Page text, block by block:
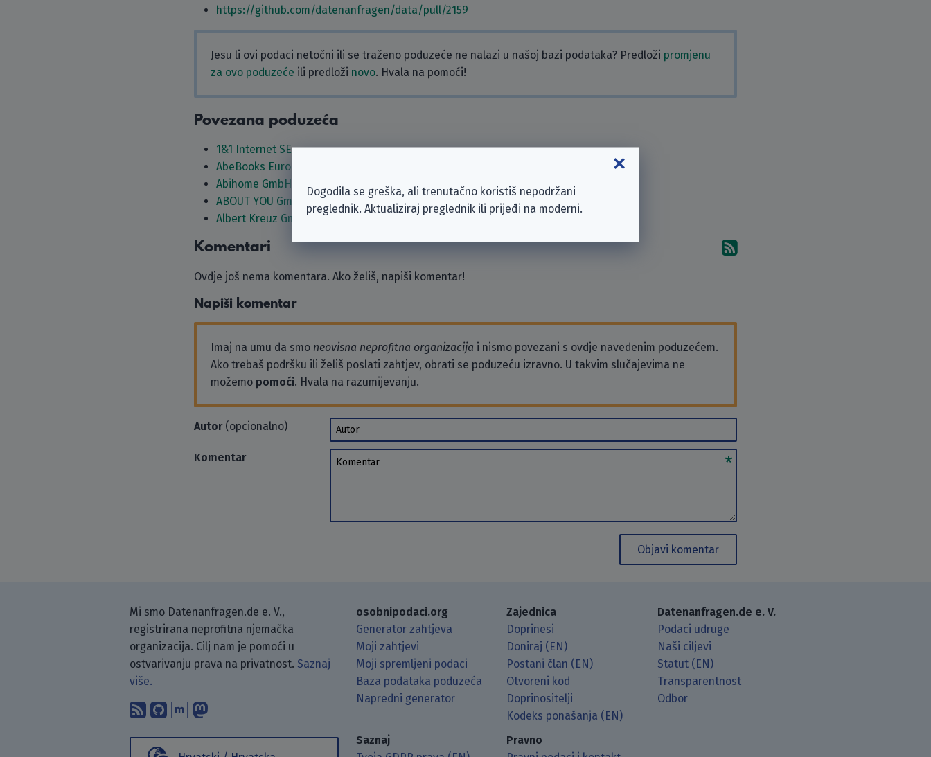
https://github.com/datenanfragen/data/pull/2159
Jesu li ovi podaci netočni ili se traženo poduzeće ne nalazi u našoj bazi podataka? Predloži promjenu
za ovo poduzeće ili predloži novo. Hvala na pomoći!
Povezana poduzeća
1&1 Internet SE
AbeBooks Europe GmbH
Abihome GmbH
ABOUT YOU GmbH
Albert Kreuz GmbH
Komentari Pretplati se na komentare
Ovdje još nema komentara. Ako želiš, napiši komentar!
Napiši komentar
Imaj na umu da smo neovisna neprofitna organizacija i nismo povezani s ovdje navedenim poduzećem.
Ako trebaš podršku ili želiš poslati zahtjev, obrati se poduzeću izravno. U takvim slučajevima ne
možemo pomoći. Hvala na razumijevanju.
Autor(opcionalno) Autor
Komentar Komentar
Objavi komentar
Mi smo Datenanfragen.de e. V.,
registrirana neprofitna njemačka
organizacija. Cilj nam je pomoći u
ostvarivanju prava na privatnost. Saznaj
više.
Pretplati se na naš blog koristeći RSS čitač.
Pronađi nas na GitHubu.
Raspravljaj s nama putem Matrixa.
Prati nas na Mastodonu.
osobnipodaci.org
Generator zahtjeva
Moji zahtjevi
Moji spremljeni podaci
Baza podataka poduzeća
Napredni generator
Zajednica
Doprinesi
Doniraj (EN)
Postani član (EN)
Otvoreni kod
Doprinositelji
Kodeks ponašanja (EN)
Datenanfragen.de e. V.
Podaci udruge
Naši ciljevi
Statut (EN)
Transparentnost
Odbor
Saznaj
Pravno
Dogodila se greška, ali trenutačno koristiš nepodržani
preglednik. Aktualiziraj preglednik ili prijeđi na moderni.